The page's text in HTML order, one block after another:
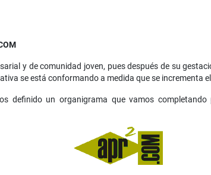
y de comunidad joven, pues después de su
se está conformando a medida que se incrementa
definido un organigrama que vamos